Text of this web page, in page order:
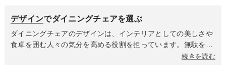
デザインでダイニングチェアを選ぶ
ダイニングチェアのデザインは、インテリアとしての美しさや
食卓を囲む人々の気分を高める役割を担っています。無駄をそ
ぎ落としたミニマルなフォルム・直線的なライン・モノトーン
続きを読む